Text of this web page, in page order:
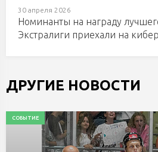
30 апреля 2026
Номинанты на награду
Экстралиги приехали на
ДРУГИЕ НОВОСТИ
СОБЫТИЕ